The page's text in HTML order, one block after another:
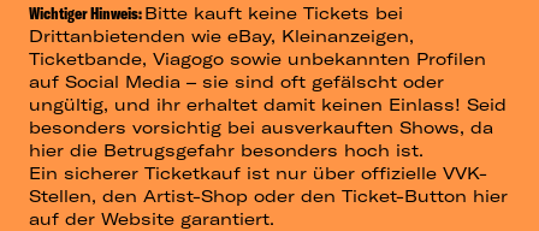
Wichtiger Hinweis:Bitte kauft keine Tickets bei
Drittanbietenden wie eBay, Kleinanzeigen,
Ticketbande, Viagogo sowie unbekannten Profilen
auf Social Media – sie sind oft gefälscht oder
ungültig, und ihr erhaltet damit keinen Einlass! Seid
besonders vorsichtig bei ausverkauften Shows, da
hier die Betrugsgefahr besonders hoch ist.
Ein sicherer Ticketkauf ist nur über offizielle VVK-
Stellen, den Artist-Shop oder den Ticket-Button hier
auf der Website garantiert.